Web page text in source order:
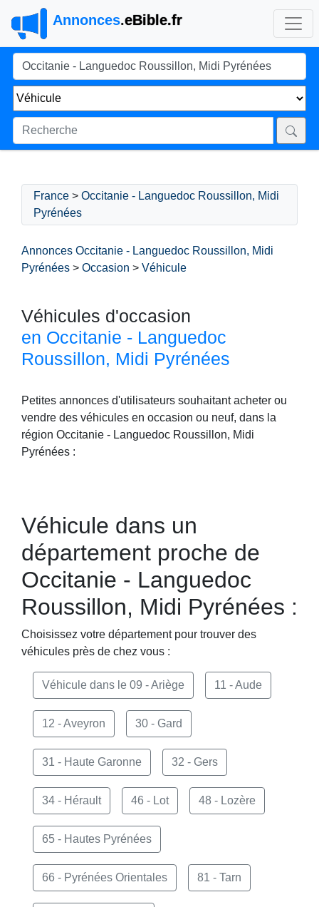
Annonces.eBible.fr
France > Occitanie - Languedoc Roussillon, Midi
Pyrénées
Annonces Occitanie - Languedoc Roussillon, Midi
Pyrénées > Occasion > Véhicule
Véhicules d'occasion
en Occitanie - Languedoc
Roussillon, Midi Pyrénées
Petites annonces d'utilisateurs souhaitant acheter ou
vendre des véhicules en occasion ou neuf, dans la
région Occitanie - Languedoc Roussillon, Midi
Pyrénées :
Véhicule dans un
département proche de
Occitanie - Languedoc
Roussillon, Midi Pyrénées :
Choisissez votre département pour trouver des
véhicules près de chez vous :
Véhicule dans le 09 - Ariège 11 - Aude
12 - Aveyron 30 - Gard
31 - Haute Garonne 32 - Gers
34 - Hérault 46 - Lot 48 - Lozère
65 - Hautes Pyrénées
66 - Pyrénées Orientales 81 - Tarn